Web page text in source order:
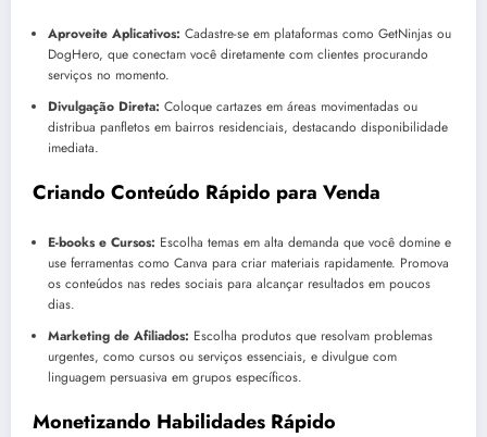
Aproveite Aplicativos: Cadastre-se em plataformas como GetNinjas ou
DogHero, que conectam você diretamente com clientes procurando
serviços no momento.
Divulgação Direta: Coloque cartazes em áreas movimentadas ou
distribua panfletos em bairros residenciais, destacando disponibilidade
imediata.
Criando Conteúdo Rápido para Venda
E-books e Cursos: Escolha temas em alta demanda que você domine e
use ferramentas como Canva para criar materiais rapidamente. Promova
os conteúdos nas redes sociais para alcançar resultados em poucos
dias.
Marketing de Afiliados: Escolha produtos que resolvam problemas
urgentes, como cursos ou serviços essenciais, e divulgue com
linguagem persuasiva em grupos específicos.
Monetizando Habilidades Rápido